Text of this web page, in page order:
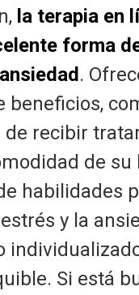
la terapia en
forma
.
beneficios,
de recibir
de su
habilidades
y la
Si está